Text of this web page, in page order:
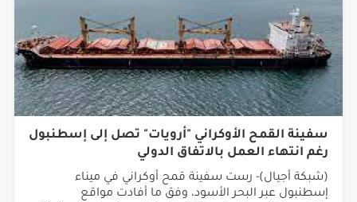
سفينة القمح الأوكراني "أرويات" تصل إلى إسطنبول
رغم انتهاء العمل بالاتفاق الدولي
(شبكة أجيال)- رست سفينة قمح أوكراني في ميناء
إسطنبول عبر البحر الأسود، وفق ما أفادت مواقع